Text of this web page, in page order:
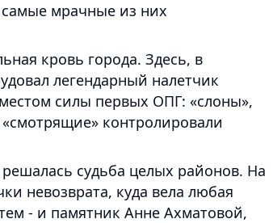
самые мрачные из них
кровь города. Здесь, в
легендарный налетчик
силы первых ОПГ: «слоны»,
контролировали
судьба целых районов. На
невозврата, куда вела любая
- и памятник Анне Ахматовой,